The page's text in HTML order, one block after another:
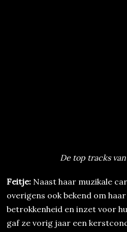
De top tracks
Feitje: Naast haar muzikale
overigens ook bekend om
betrokkenheid en inzet voor
gaf ze vorig jaar een